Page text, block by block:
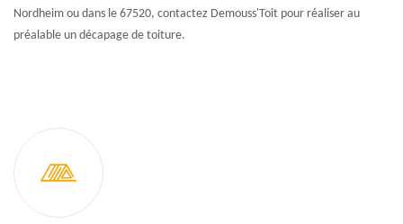
Nordheim ou dans le 67520, contactez Demouss'Toit pour réaliser au
préalable un décapage de toiture.